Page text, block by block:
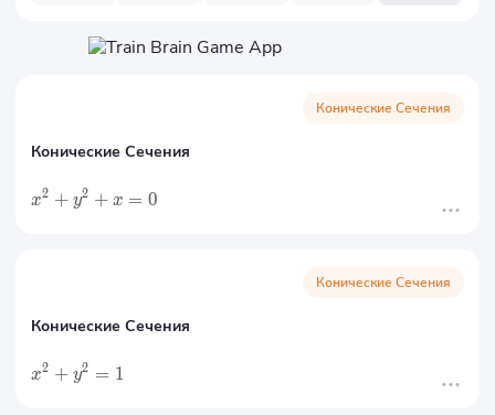
Конические Сечения
Конические Сечения
x2 + y2 + x = 0
Конические Сечения
Конические Сечения
x2 + y2 = 1